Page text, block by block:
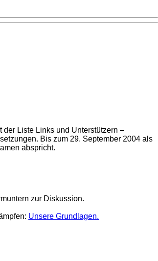
Liste Links und Unterstützern –
Bis zum 29. September 2004 als
abspricht.
zur Diskussion.
Unsere Grundlagen.